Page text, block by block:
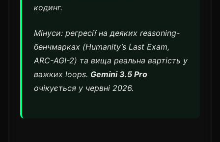
кодинг.
Мінуси: регресії на деяких reasoning-
бенчмарках (Humanity’s Last Exam,
ARC-AGI-2) та вища реальна вартість у
важких loops. Gemini 3.5 Pro
очікується у червні 2026.